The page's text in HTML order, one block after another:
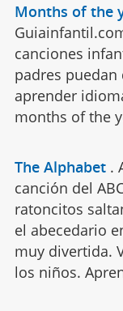
Months of the
canciones
padres
aprender
months of the
The Alphabet .
canción del
ratoncitos
el abecedario
muy divertida.
los niños.